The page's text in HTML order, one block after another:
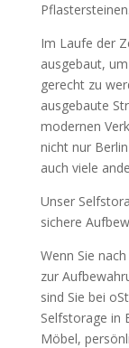
Pflastersteinen.
Im Laufe der
ausgebaut,
gerecht zu
ausgebaute
modernen
nicht nur
auch viele
Unser
sichere
Wenn Sie
zur
sind Sie bei
Selfstorage in
Möbel,